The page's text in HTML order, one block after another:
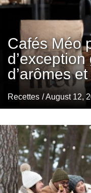
Cafés Méo
d’arômes
Recettes / August 12,